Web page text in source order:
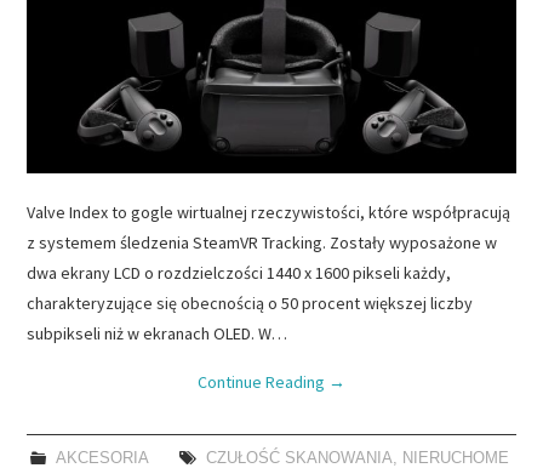
INTERNET
Valve Index to gogle wirtualnej rzeczywistości, które współpracują
z systemem śledzenia SteamVR Tracking. Zostały wyposażone w
dwa ekrany LCD o rozdzielczości 1440 x 1600 pikseli każdy,
charakteryzujące się obecnością o 50 procent większej liczby
subpikseli niż w ekranach OLED. W…
Continue Reading →
AKCESORIA CZUŁOŚĆ SKANOWANIA, NIERUCHOME